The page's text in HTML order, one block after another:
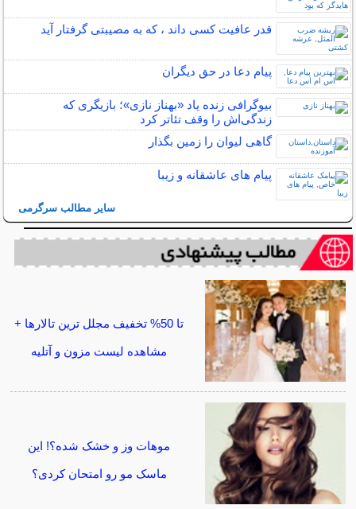
قدر عافیت کسی داند ، که به مصیبتی گرفتار آید
پیام دعا در حق دیگران
بیوگرافی زنده یاد «بهناز نازی»؛ بازیگری که
زندگی‌اش را وقف تئاتر کرد
گاهی ليوان را زمين بگذار
پیام های عاشقانه و زیبا
سایر مطالب سرگرمی
تا 50% تخفیف مجلل ترین تالارها +
مشاهده لیست مزون و آتلیه
موهات وز و خشک شده؟! این
ماسک مو رو امتحان کردی؟